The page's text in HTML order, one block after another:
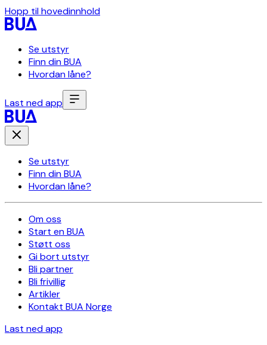
Hopp til hovedinnhold
Se utstyr
Finn din BUA
Hvordan låne?
Last ned app
Se utstyr
Finn din BUA
Hvordan låne?
Om oss
Start en BUA
Støtt oss
Gi bort utstyr
Bli partner
Bli frivillig
Artikler
Kontakt BUA Norge
Last ned app